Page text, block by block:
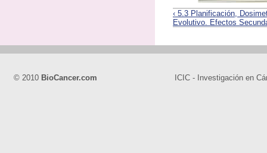
‹ 5.3 Planificación,
Evolutivo. Efectos
© 2010 BioCancer.com ICIC - Investigación en